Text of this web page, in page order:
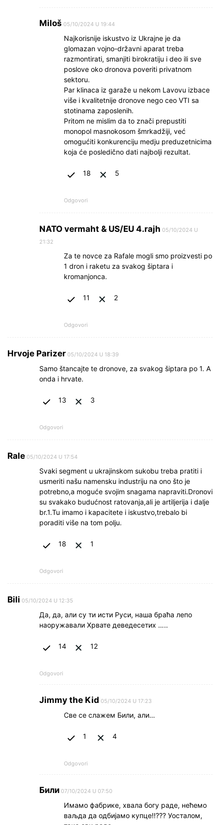
Miloš 05/10/2024 U 19:44
Najkorisnije iskustvo iz Ukrajne je da
glomazan vojno-državni aparat treba
razmontirati, smanjiti birokratiju i deo ili sve
poslove oko dronova poveriti privatnom
sektoru.
Par klinaca iz garaže u nekom Lavovu izbace
više i kvalitetnije dronove nego ceo VTI sa
stotinama zaposlenih.
Pritom ne mislim da to znači prepustiti
monopol masnokosom šmrkadžiji, već
omogućiti konkurenciju medju preduzetnicima
koja će posledično dati najbolji rezultat.
18 5
Odgovori
NATO vermaht & US/EU 4.rajh 05/10/2024 U
21:32
Za te novce za Rafale mogli smo proizvesti po
1 dron i raketu za svakog šiptara i
kromanjonca.
11 2
Odgovori
Hrvoje Parizer 05/10/2024 U 18:39
Samo štancajte te dronove, za svakog šiptara po 1. A
onda i hrvate.
13 3
Odgovori
Rale 05/10/2024 U 17:54
Svaki segment u ukrajinskom sukobu treba pratiti i
usmeriti našu namensku industriju na ono što je
potrebno,a moguće svojim snagama napraviti.Dronovi
su svakako budućnost ratovanja,ali je artiljerija i dalje
br.1.Tu imamo i kapacitete i iskustvo,trebalo bi
poraditi više na tom polju.
18 1
Odgovori
Bili 05/10/2024 U 12:35
Да, да, али су ти исти Руси, наша браћа лепо
наоружавали Хрвате деведесетих …..
14 12
Odgovori
Jimmy the Kid 05/10/2024 U 17:23
Све се слажем Били, али…
1 4
Odgovori
Били 07/10/2024 U 07:50
Имамо фабрике, хвала богу раде, нећемо
ваљда да одбијамо купце!!??? Уосталом,